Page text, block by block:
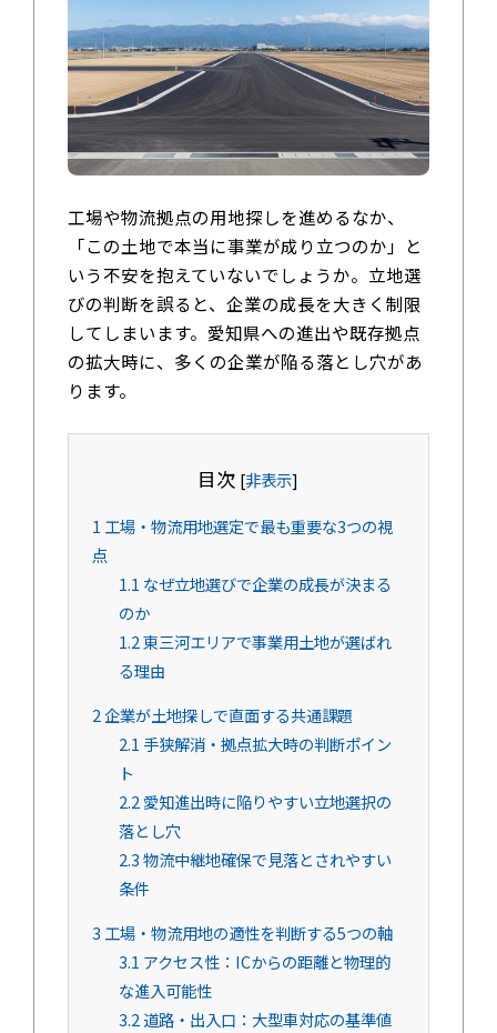
工場や物流拠点の用地探しを進めるなか、
「この土地で本当に事業が成り立つのか」と
いう不安を抱えていないでしょうか。立地選
びの判断を誤ると、企業の成長を大きく制限
してしまいます。愛知県への進出や既存拠点
の拡大時に、多くの企業が陥る落とし穴があ
ります。
目次 [非表示]
1 工場・物流用地選定で最も重要な3つの視
点
1.1 なぜ立地選びで企業の成長が決まる
のか
1.2東三河エリアで事業用土地が選ばれ
る理由
2企業が土地探しで直面する共通課題
2.1 手狭解消・拠点拡大時の判断ポイン
ト
2.2愛知進出時に陥りやすい立地選択の
落とし穴
2.3物流中継地確保で見落とされやすい
条件
3 工場・物流用地の適性を判断する5つの軸
3.1 アクセス性：ICからの距離と物理的
な進入可能性
3.2道路・出入口：大型車対応の基準値